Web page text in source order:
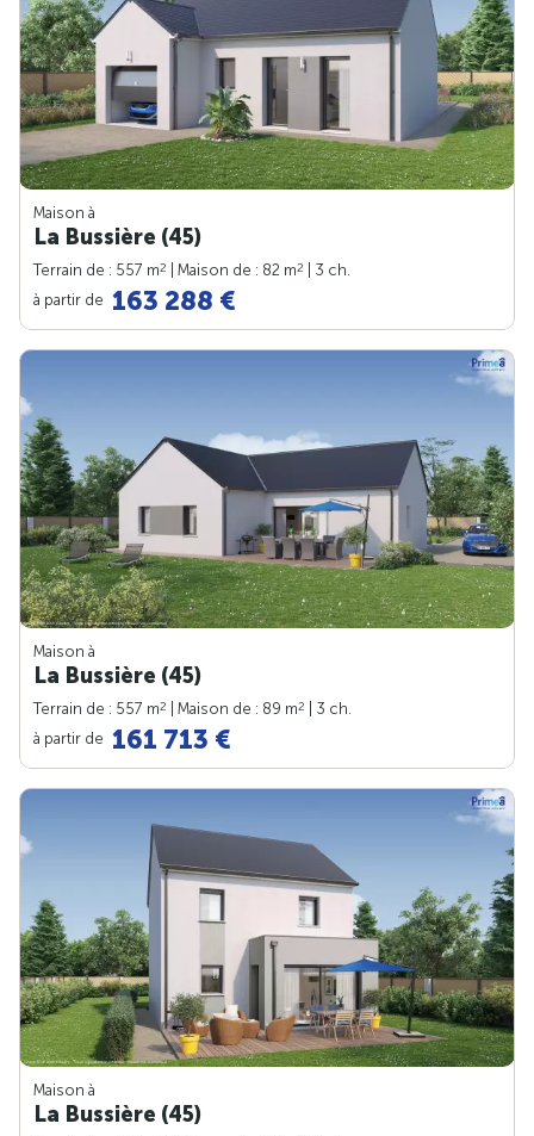
Maison à
La Bussière (45)
Terrain de : 557 m2 | Maison de : 82 m2
| 3 ch.
à partir de 163 288 €
Maison à
La Bussière (45)
Terrain de : 557 m2 | Maison de : 89 m2
| 3 ch.
à partir de 161 713 €
Maison à
La Bussière (45)